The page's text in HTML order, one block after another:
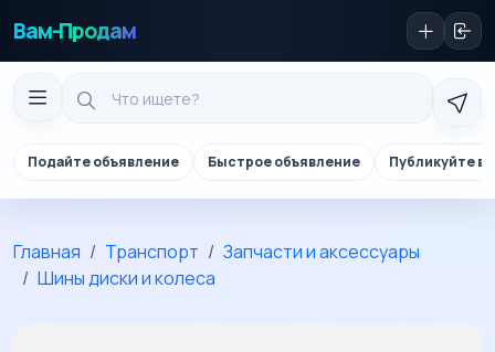
Вам-Продам
Подайте объявление Быстрое объявление Публикуйте в
Главная Транспорт
Запчасти и аксессуары
Шины диски и колеса